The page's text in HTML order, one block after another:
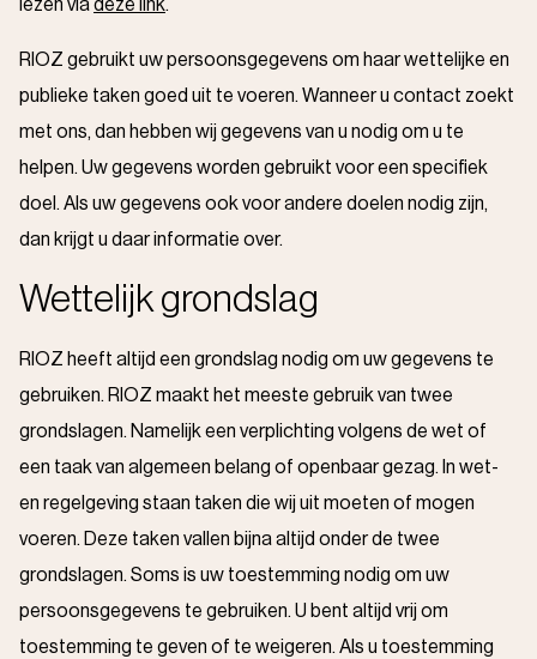
lezen viadeze link.
RIOZ gebruikt uw persoonsgegevens om haar wettelijke en
publieke taken goed uit te voeren. Wanneer u contact zoekt
met ons, dan hebben wij gegevens van u nodig om u te
helpen. Uw gegevens worden gebruikt voor een specifiek
doel. Als uw gegevens ook voor andere doelen nodig zijn,
dan krijgt u daar informatie over.
Wettelijk grondslag
RIOZ heeft altijd een grondslag nodig om uw gegevens te
gebruiken. RIOZ maakt het meeste gebruik van twee
grondslagen. Namelijk een verplichting volgens de wet of
een taak van algemeen belang of openbaar gezag. In wet-
en regelgeving staan taken die wij uit moeten of mogen
voeren. Deze taken vallen bijna altijd onder de twee
grondslagen. Soms is uw toestemming nodig om uw
persoonsgegevens te gebruiken. U bent altijd vrij om
toestemming te geven of te weigeren. Als u toestemming